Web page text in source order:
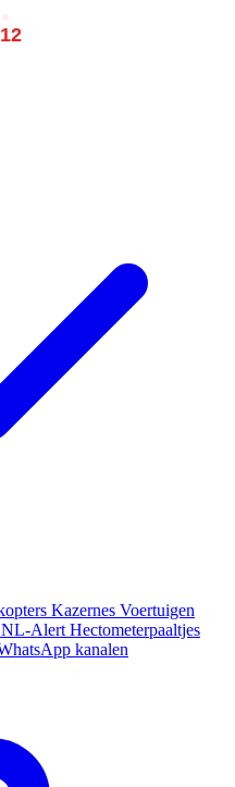
Kazernes Voertuigen
NL-Alert Hectometerpaaltjes
kanalen